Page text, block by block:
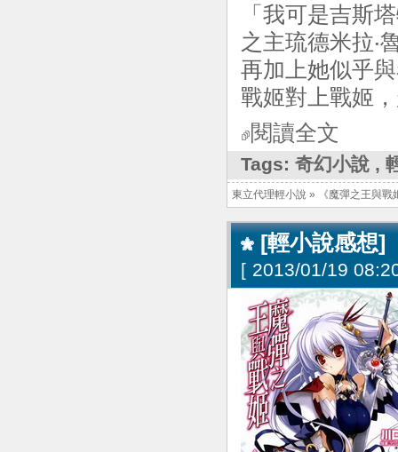
「我可是吉斯
之主琉德米拉‧
再加上她似乎
戰姬對上戰姬
閱讀全文
Tags: 奇幻小說 ,
東立代理輕小說 » 《魔彈之王與戰
[輕小說感想]
[ 2013/01/19